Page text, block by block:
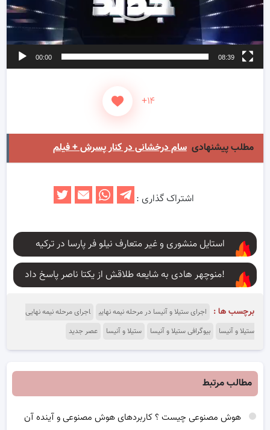
00:00 08:39
+۱۴
مطلب پیشنهادی سام درخشانی در کنار پسرش + فیلم
اشتراک گذاری :
استایل منشوری و غیر متعارف نیلو فر پارسا در ترکیه
منوچهر هادی به شایعه طلاقش از یکتا ناصر پاسخ داد!
برچسب ها : اجرای ستیلا و آنیسا در مرحله نیمه نهایی
اجرای مرحله نیمه نهایی
ستیلا و آنیسا
بیوگرافی ستیلا و آنیسا ستیلا و آنیسا عصر جدید
مطالب مرتبط
هوش مصنوعی چیست ؟ کاربردهای هوش مصنوعی و آینده آن